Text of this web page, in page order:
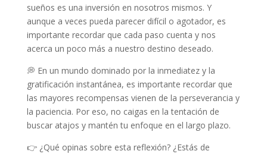
sueños es una inversión en nosotros mismos. Y
aunque a veces pueda parecer difícil o agotador, es
importante recordar que cada paso cuenta y nos
acerca un poco más a nuestro destino deseado.
💭 En un mundo dominado por la inmediatez y la
gratificación instantánea, es importante recordar que
las mayores recompensas vienen de la perseverancia y
la paciencia. Por eso, no caigas en la tentación de
buscar atajos y mantén tu enfoque en el largo plazo.
👉 ¿Qué opinas sobre esta reflexión? ¿Estás de